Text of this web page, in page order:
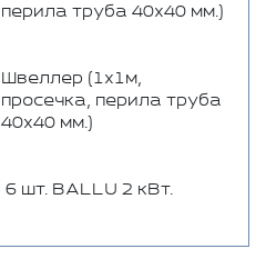
перила труба 40х40 мм.)
Швеллер (1х1м,
просечка, перила труба
40х40 мм.)
6 шт. BALLU 2 кВт.